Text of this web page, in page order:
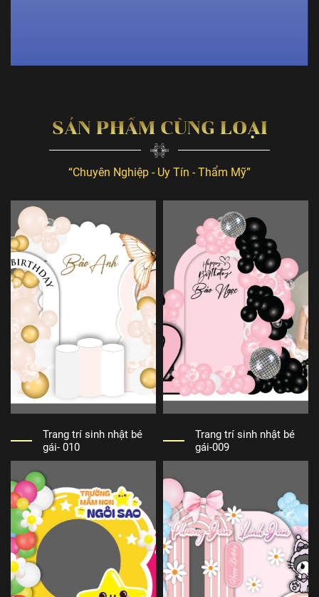
SẢN PHẨM CÙNG LOẠI
“Chuyên Nghiệp - Uy Tín - Thẩm Mỹ”
Trang trí sinh nhật bé
gái- 010
Trang trí sinh nhật bé
gái-009